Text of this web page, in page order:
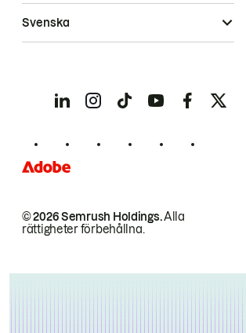
© 2026 Semrush Holdings.Alla
rättigheter förbehållna.
Svenska